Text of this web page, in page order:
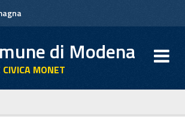
di Modena
CIVICA MONET